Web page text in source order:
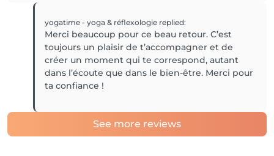
yogatime - yoga & réflexologie replied:
Merci beaucoup pour ce beau retour. C’est
toujours un plaisir de t’accompagner et de
créer un moment qui te correspond, autant
dans l’écoute que dans le bien-être. Merci pour
ta confiance !
See more reviews